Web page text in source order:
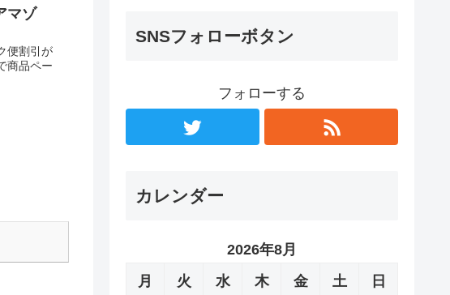
マゾ
便割引が
商品ペー
SNSフォローボタン
フォローする
カレンダー
2026年8月
月
火 水 木 金 土 日